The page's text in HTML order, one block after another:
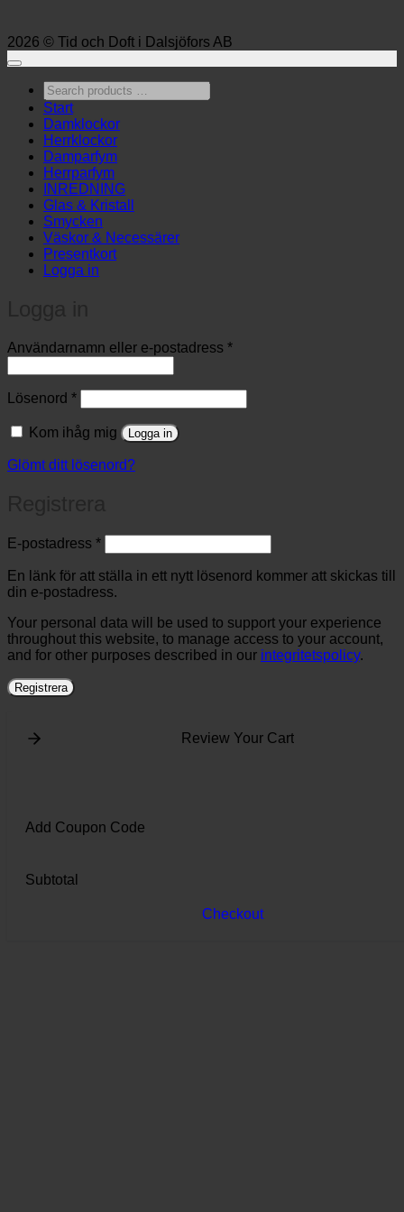
2026 © Tid och Doft i Dalsjöfors AB
Search
products
…
Start
Damklockor
Herrklockor
Damparfym
Herrparfym
INREDNING
Glas & Kristall
Smycken
Väskor & Necessärer
Presentkort
Logga in
Användarnamn eller e-postadress *Obligatoriskt
Lösenord *Obligatoriskt
Kom ihåg mig Logga in
Glömt ditt lösenord?
E-postadress *Obligatoriskt
En länk för att ställa in ett nytt lösenord kommer att skickas till
din e-postadress.
Your personal data will be used to support your experience
throughout this website, to manage access to your account,
and for other purposes described in our integritetspolicy.
Registrera
Review Your Cart
Add Coupon Code
Subtotal
Checkout